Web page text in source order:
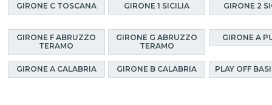
GIRONE C TOSCANA GIRONE 1 SICILIA GIRONE 2
GIRONE F ABRUZZO
TERAMO
GIRONE G ABRUZZO
TERAMO
GIRONE A
GIRONE A CALABRIA GIRONE B CALABRIA PLAY OFF